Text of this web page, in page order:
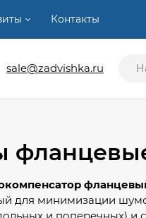
Контакты
sale@zadvishka.ru
для минимизации